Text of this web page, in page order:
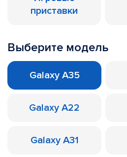
приставки
Выберите модель
Galaxy A35
Galaxy A22
Galaxy A31